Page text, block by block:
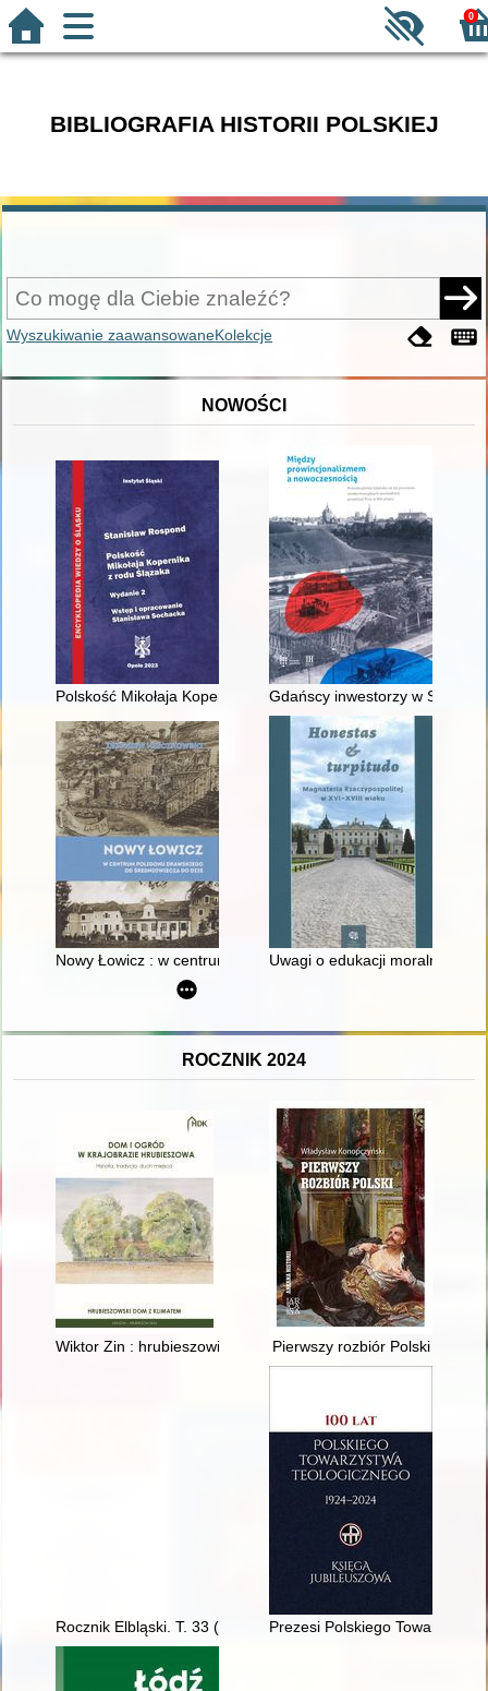
0
BIBLIOGRAFIA HISTORII POLSKIEJ
Wyszukiwanie zaawansowaneKolekcje
NOWOŚCI
Polskość Mikołaja Kopernika z rodu Ślązaka
Gdańscy inwestorzy w
Nowy Łowicz : w centrum poligonu drawskiego od
Uwagi o edukacji moralnej
ROCZNIK 2024
Wiktor Zin : hrubieszowianin i profesor Wydziału Architektury
Pierwszy rozbiór Polski
Rocznik Elbląski. T. 33 (2023/2024)Prezesi Polskiego